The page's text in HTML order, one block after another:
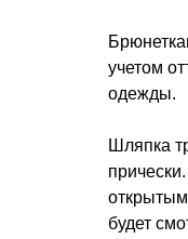
учетом
одежды.
Шляпка
будет